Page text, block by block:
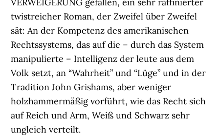
VERWEIGERUNG gefallen, ein sehr raffinierter
twistreicher Roman, der Zweifel über Zweifel
sät: An der Kompetenz des amerikanischen
Rechtssystems, das auf die – durch das System
manipulierte – Intelligenz der leute aus dem
Volk setzt, an “Wahrheit” und “Lüge” und in der
Tradition John Grishams, aber weniger
holzhammermäßig vorführt, wie das Recht sich
auf Reich und Arm, Weiß und Schwarz sehr
ungleich verteilt.